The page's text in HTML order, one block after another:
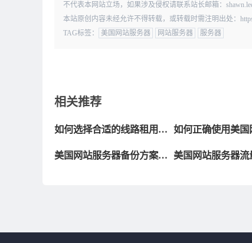
不代表本网站立场，如果涉及侵权请联系站长邮箱：
本站原创内容未经允许不得转载，或转载时需注明出处：
TAG标签：
美国网站服务器 网站服务器 服务器
相关推荐
如何选择合适的线路租用美 如何正确使用美国
美国网站服务器备份方案介
美国网站服务器流